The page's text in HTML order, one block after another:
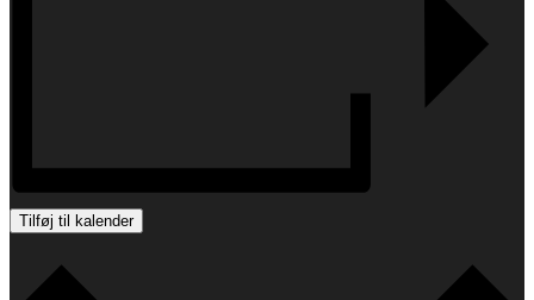
Tilføj til kalender